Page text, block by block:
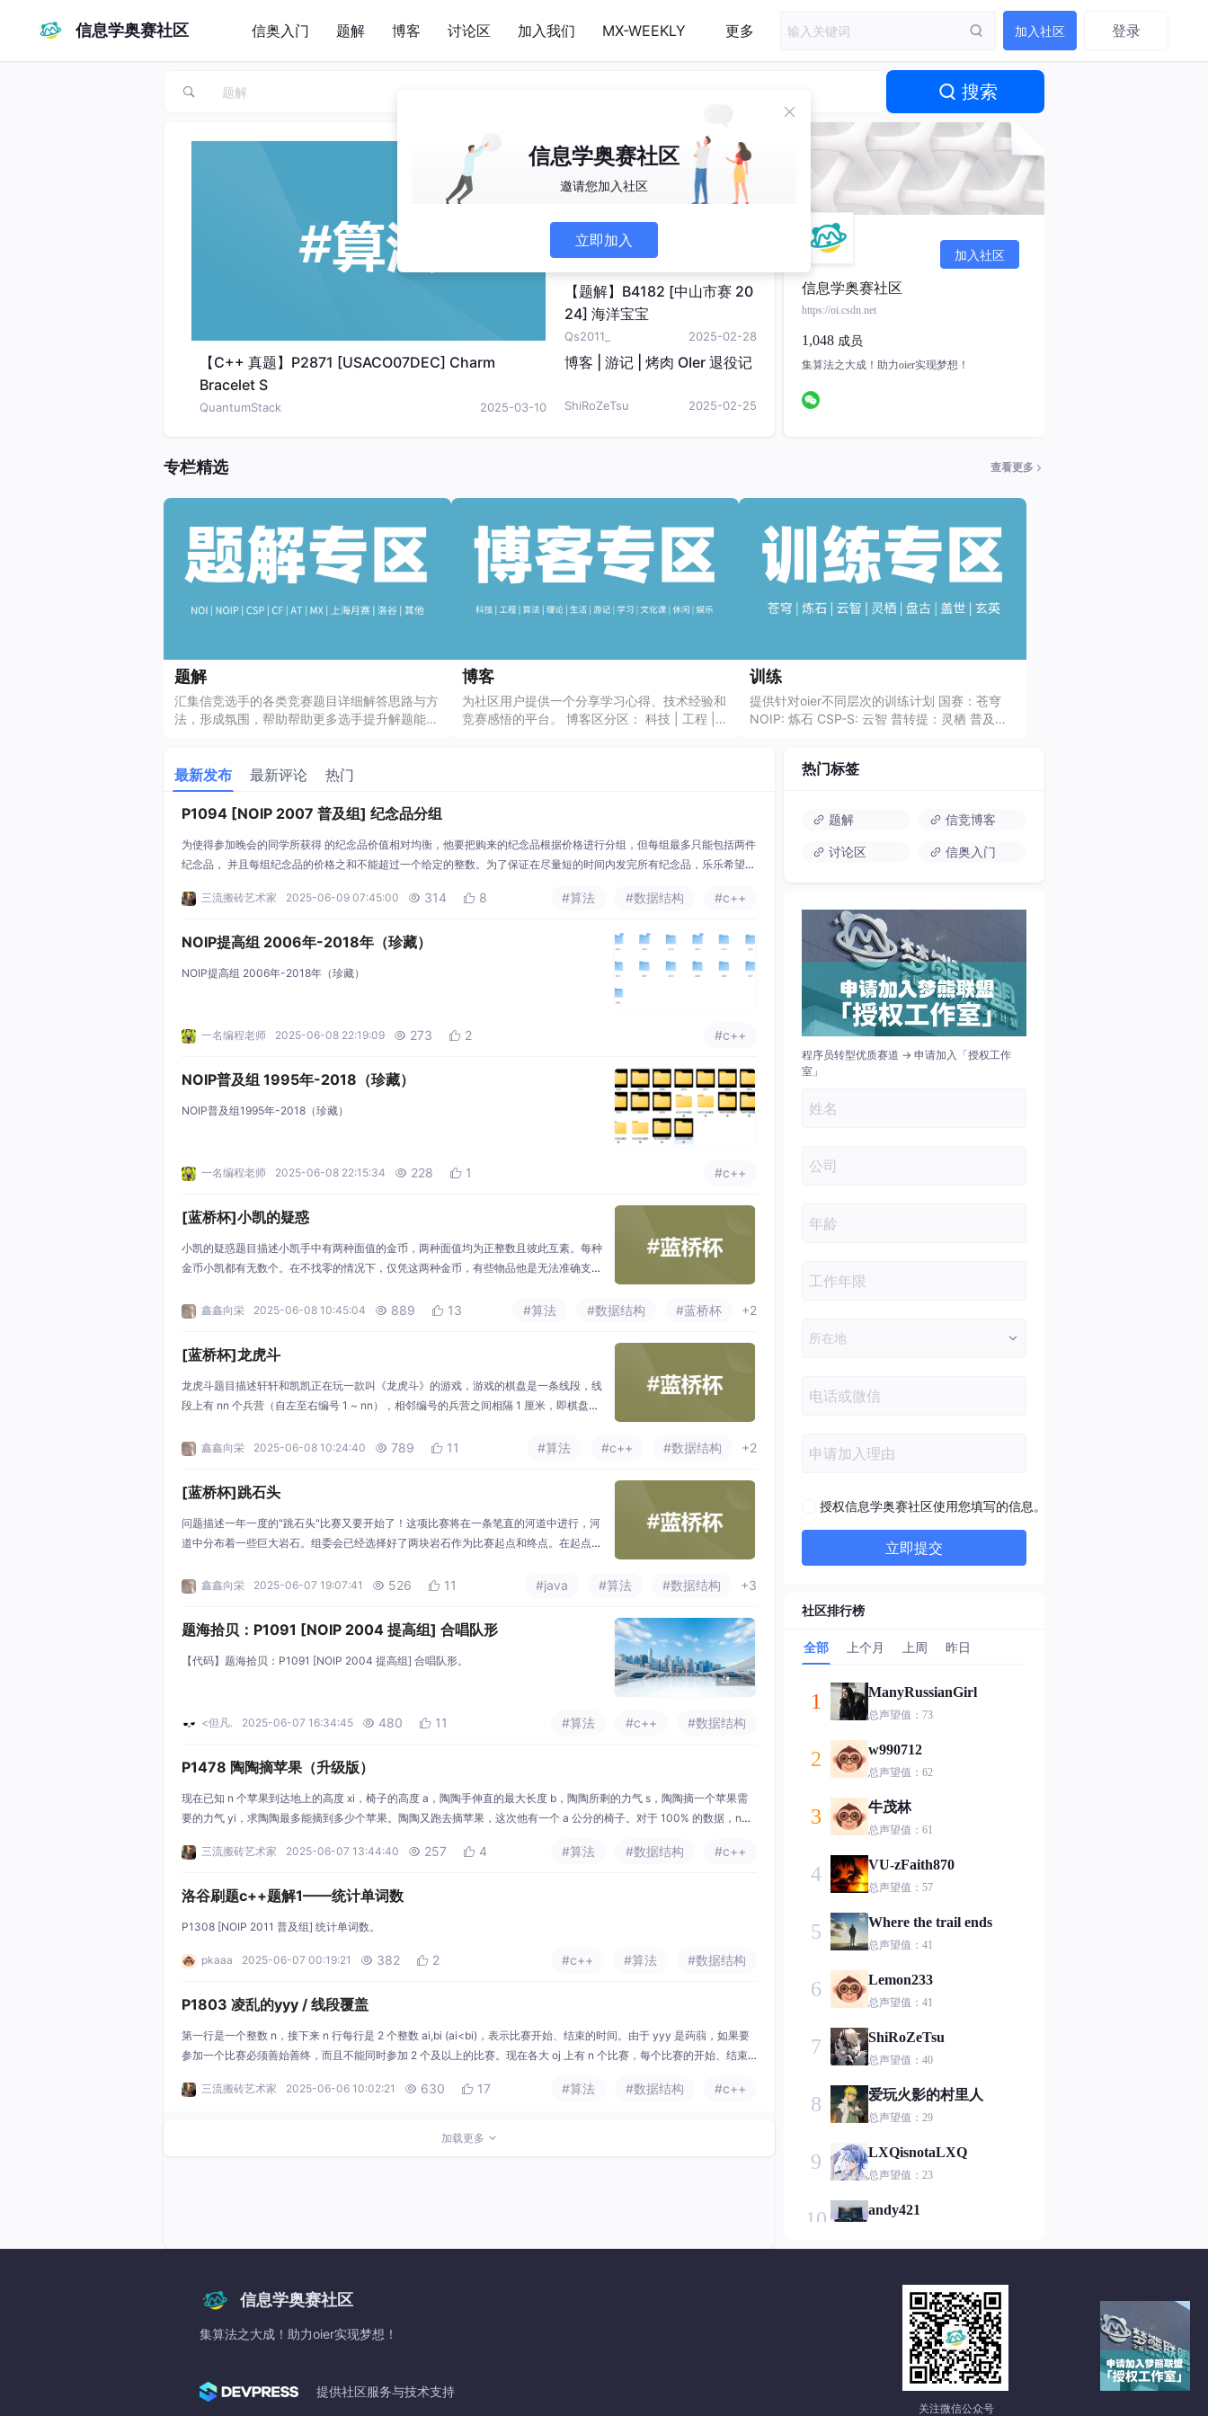
信息学奥赛社区 信奥入门 题解 博客 讨论区 加入我们 MX-WEEKLY 更多 加入社区 登录
搜索
【C++ 真题】P2871 [USACO07DEC] Charm
Bracelet S
QuantumStack 2025-03-10
dj算法与分层图最短路径
坚持拒绝熬夜 2025-03-01
清华计算机学姐四万字长文，
Codeforces 和 LeetCode 的
【题解】B4182 [中山市赛 20
24] 海洋宝宝
Qs2011_ 2025-02-28
博客 | 游记 | 烤肉 OIer 退役记
ShiRoZeTsu 2025-02-25
加入社区
信息学奥赛社区
https://oi.csdn.net
1,048 成员
集算法之大成！助力oier实现梦想！
专栏精选 查看更多
题解
汇集信竞选手的各类竞赛题目详细解答思路与方
法，形成氛围，帮助帮助更多选手提升解题能
式】为：题解 | 分类 | 场次 | 题目名称 | 题解
如：题解：MX | 【MX-J9】梦熊 J 组 · 苹果赛
& LSOT Round 3 | [LSOT-3] 嗯欧哎
博客
为社区用户提供一个分享学习心得、技术经验和
竞赛感悟的平台。 博客区分区： 科技 | 工程 |
训练
提供针对oier不同层次的训练计划 国赛：苍穹
NOIP: 炼石 CSP-S: 云智 普转提：灵栖 普及：
最新发布 最新评论 热门
P1094 [NOIP 2007 普及组] 纪念品分组
为使得参加晚会的同学所获得 的纪念品价值相对均衡，他要把购来的纪念品根据价格进行分组，但每组最多只能包括两件
纪念品， 并且每组纪念品的价格之和不能超过一个给定的整数。为了保证在尽量短的时间内发完所有纪念品，乐乐希望分
足：1≤n≤3×104，80≤w≤200，5≤Pi​≤w。第一行包括一个整
三流搬砖艺术家 2025-06-09 07:45:00  314  8 #算法 #数据结构 #c++
NOIP提高组 2006年-2018年（珍藏）
NOIP提高组 2006年-2018年（珍藏）
一名编程老师 2025-06-08 22:19:09  273  2 #c++
NOIP普及组 1995年-2018（珍藏）
NOIP普及组1995年-2018（珍藏）
一名编程老师 2025-06-08 22:15:34  228  1 #c++
[蓝桥杯]小凯的疑惑
​小凯的疑惑题目描述小凯手中有两种面值的金币，两种面值均为正整数且彼此互素。每种
金币小凯都有无数个。在不找零的情况下，仅凭这两种金币，有些物品他是无法准确支付
保证存在小凯无法准确支付的商品。输入描述输入数据仅一行，包含两个正整数 aa 和 b
鑫鑫向栄 2025-06-08 10:45:04  889  13 #算法 #数据结构 #蓝桥杯 +2
[蓝桥杯]龙虎斗
​龙虎斗题目描述轩轩和凯凯正在玩一款叫《龙虎斗》的游戏，游戏的棋盘是一条线段，线
段上有 nn 个兵营（自左至右编号 1 ~ nn），相邻编号的兵营之间相隔 1 厘米，即棋盘为
左侧，代表"龙"；凯凯在右侧，代表"虎"。 他们以 mm 号兵营作为分界，靠左的工兵属于
鑫鑫向栄 2025-06-08 10:24:40  789  11 #算法 #c++ #数据结构 +2
[蓝桥杯]跳石头
​问题描述一年一度的"跳石头"比赛又要开始了！这项比赛将在一条笔直的河道中进行，河
道中分布着一些巨大岩石。组委会已经选择好了两块岩石作为比赛起点和终点。在起点和
发，每一步跳向相邻的岩石，直至到达终点。为了提高比赛难度，组委会计划移走一些岩
点
鑫鑫向栄 2025-06-07 19:07:41  526  11 #java #算法 #数据结构 +3
题海拾贝：P1091 [NOIP 2004 提高组] 合唱队形
【代码】题海拾贝：P1091 [NOIP 2004 提高组] 合唱队形。
<但凡. 2025-06-07 16:34:45  480  11 #算法 #c++ #数据结构
P1478 陶陶摘苹果（升级版）
现在已知 n 个苹果到达地上的高度 xi​，椅子的高度 a，陶陶手伸直的最大长度 b，陶陶所剩的力气 s，陶陶摘一个苹果需
要的力气 yi​，求陶陶最多能摘到多少个苹果。陶陶又跑去摘苹果，这次他有一个 a 公分的椅子。对于 100% 的数据，n≤5
三流搬砖艺术家
2025-06-07 13:44:40  257  4 #算法 #数据结构 #c++
洛谷刷题c++题解1——统计单词数
P1308 [NOIP 2011 普及组] 统计单词数。
pkaaa 2025-06-07 00:19:21  382  2 #c++ #算法 #数据结构
P1803 凌乱的yyy / 线段覆盖
第一行是一个整数 n，接下来 n 行每行是 2 个整数 ai​,bi​ (ai​<bi​)，表示比赛开始、结束的时间。由于 yyy 是蒟蒻，如果要
参加一个比赛必须善始善终，而且不能同时参加 2 个及以上的比赛。现在各大 oj 上有 n 个比赛，每个比赛的开始、结束
一个整数最多参加的比
三流搬砖艺术家 2025-06-06 10:02:21  630  17 #算法 #数据结构 #c++
加载更多
热门标签
题解 信竞博客
讨论区 信奥入门
程序员转型优质赛道 → 申请加入「授权工作
室」
授权信息学奥赛社区使用您填写的信息。
立即提交
社区排行榜
全部 上个月 上周 昨日
1 ManyRussianGirl
总声望值：73
2 w990712
总声望值：62
3 牛茂林
总声望值：61
4 VU-zFaith870
总声望值：57
5 Where the trail ends
总声望值：41
6 Lemon233
总声望值：41
7 ShiRoZeTsu
总声望值：40
8 爱玩火影的村里人
总声望值：29
9 LXQisnotaLXQ
总声望值：23
10 andy421
总声望值：21
云小安
总声望值：21
qq_35266323
总声望值：21
信息学奥赛社区
集算法之大成！助力oier实现梦想！
提供社区服务与技术支持
关注微信公众号
信息学奥赛社区
邀请您加入社区
立即加入